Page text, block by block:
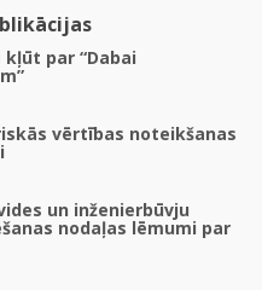
par “Dabai
vērtības noteikšanas
un inženierbūvju
nodaļas lēmumi par